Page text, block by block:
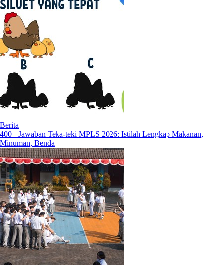
Berita
400+ Jawaban Teka-teki MPLS 2026: Istilah Lengkap Makanan,
Minuman, Benda